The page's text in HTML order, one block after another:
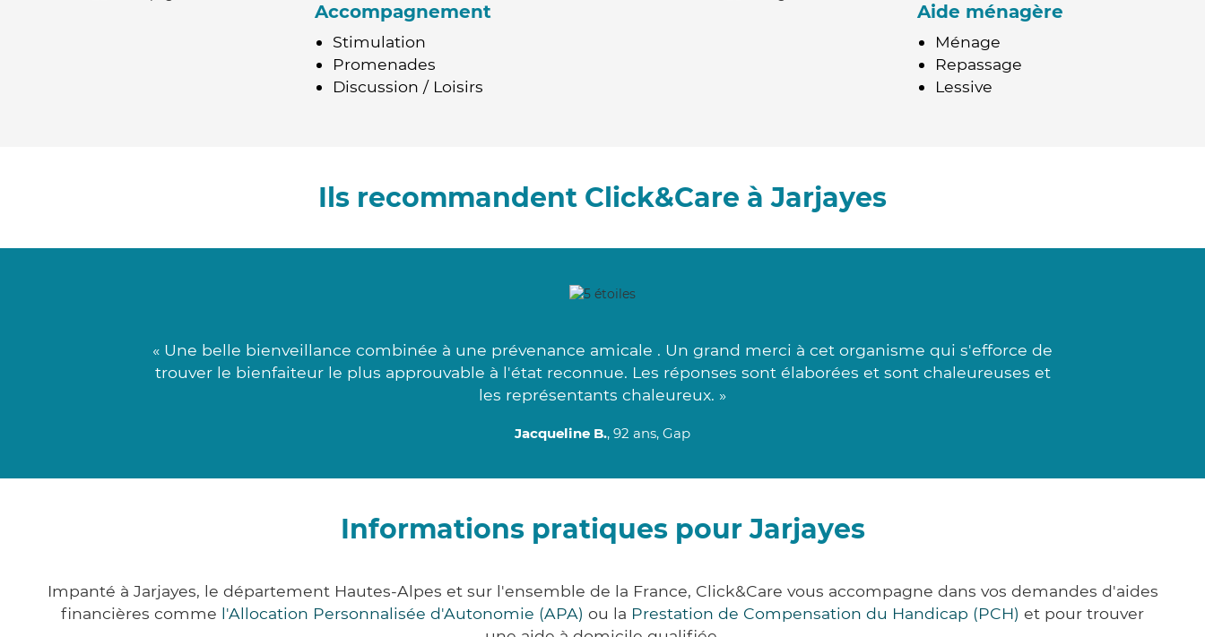
Accompagnement
Stimulation
Promenades
Discussion / Loisirs
Aide ménagère
Ménage
Repassage
Lessive
Ils recommandent Click&Care à Jarjayes
« Une belle bienveillance combinée à une prévenance amicale . Un grand merci à cet organisme qui s'efforce de
trouver le bienfaiteur le plus approuvable à l'état reconnue. Les réponses sont élaborées et sont chaleureuses et
les représentants chaleureux. »
Jacqueline B., 92 ans, Gap
Informations pratiques pour Jarjayes
Impanté à Jarjayes, le département Hautes-Alpes et sur l'ensemble de la France, Click&Care vous accompagne dans vos demandes d'aides
financières comme l'Allocation Personnalisée d'Autonomie (APA) ou la Prestation de Compensation du Handicap (PCH) et pour trouver